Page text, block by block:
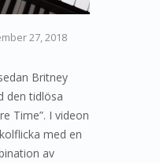
27, 2018
Britney
den tidlösa
Time”. I videon
med en
av